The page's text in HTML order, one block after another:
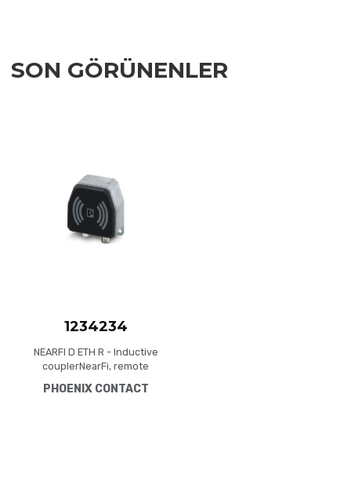
SON GÖRÜNENLER
1234234
NEARFI D ETH R - Inductive
couplerNearFi, remote
time Ethernet transmission
PHOENIX CONTACT